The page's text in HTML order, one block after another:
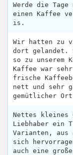
Werde die Tage
einen Kaffee
is.
Wir hatten zu
dort gelandet.
so zu unserem
Kaffee war
frische
nett und sehr
gemütlicher
Nettes kleines
Liebhaber ein
Varianten, aus
sich
auch eine